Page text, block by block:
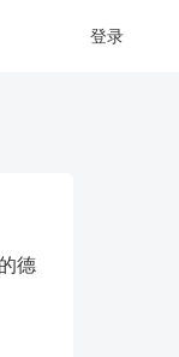
登录
德